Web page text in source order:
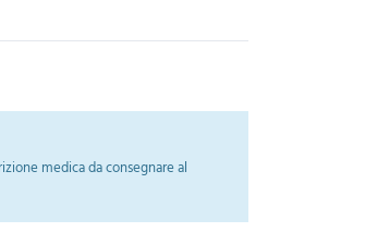
medica da consegnare al